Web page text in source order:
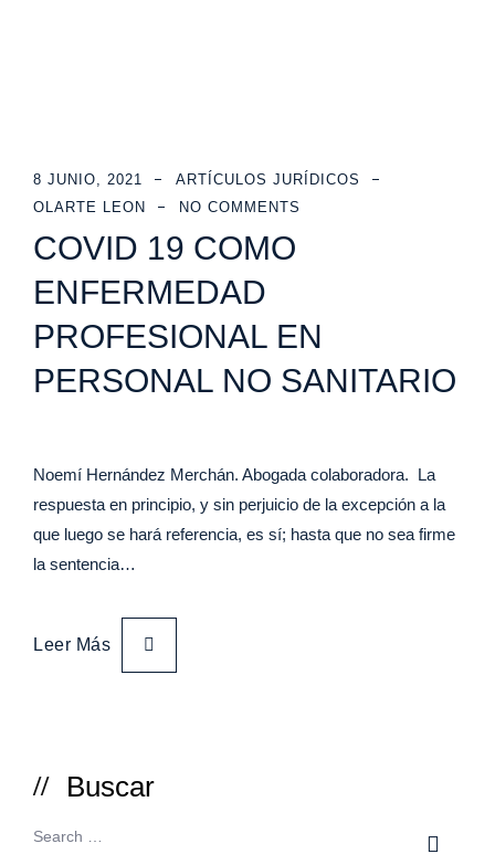
8 JUNIO, 2021
ARTÍCULOS JURÍDICOS
OLARTE LEON
NO COMMENTS
COVID 19 COMO
ENFERMEDAD
PROFESIONAL EN
PERSONAL NO SANITARIO
Noemí Hernández Merchán. Abogada colaboradora. La
respuesta en principio, y sin perjuicio de la excepción a la
que luego se hará referencia, es sí; hasta que no sea firme
la sentencia…
Leer Más
Buscar